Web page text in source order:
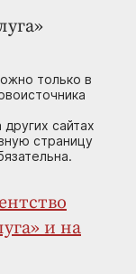
только в
сайтах
страницу
и на